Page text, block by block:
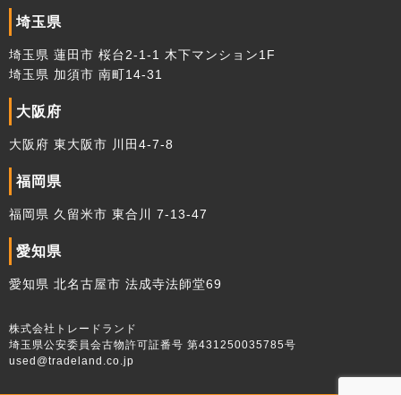
埼玉県
埼玉県 蓮田市 桜台2-1-1 木下マンション1F
埼玉県 加須市 南町14-31
大阪府
大阪府 東大阪市 川田4-7-8
福岡県
福岡県 久留米市 東合川 7-13-47
愛知県
愛知県 北名古屋市 法成寺法師堂69
株式会社トレードランド
埼玉県公安委員会古物許可証番号 第431250035785号
used@tradeland.co.jp